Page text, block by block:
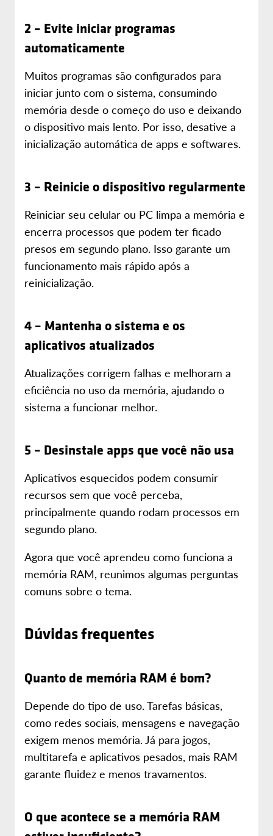
2 – Evite iniciar programas
automaticamente
Muitos programas são configurados para
iniciar junto com o sistema, consumindo
memória desde o começo do uso e deixando
o dispositivo mais lento. Por isso, desative a
inicialização automática de apps e softwares.
3 – Reinicie o dispositivo regularmente
Reiniciar seu celular ou PC limpa a memória e
encerra processos que podem ter ficado
presos em segundo plano. Isso garante um
funcionamento mais rápido após a
reinicialização.
4 – Mantenha o sistema e os
aplicativos atualizados
Atualizações corrigem falhas e melhoram a
eficiência no uso da memória, ajudando o
sistema a funcionar melhor.
5 – Desinstale apps que você não usa
Aplicativos esquecidos podem consumir
recursos sem que você perceba,
principalmente quando rodam processos em
segundo plano.
Agora que você aprendeu como funciona a
memória RAM, reunimos algumas perguntas
comuns sobre o tema.
Dúvidas frequentes
Quanto de memória RAM é bom?
Depende do tipo de uso. Tarefas básicas,
como redes sociais, mensagens e navegação
exigem menos memória. Já para jogos,
multitarefa e aplicativos pesados, mais RAM
garante fluidez e menos travamentos.
O que acontece se a memória RAM